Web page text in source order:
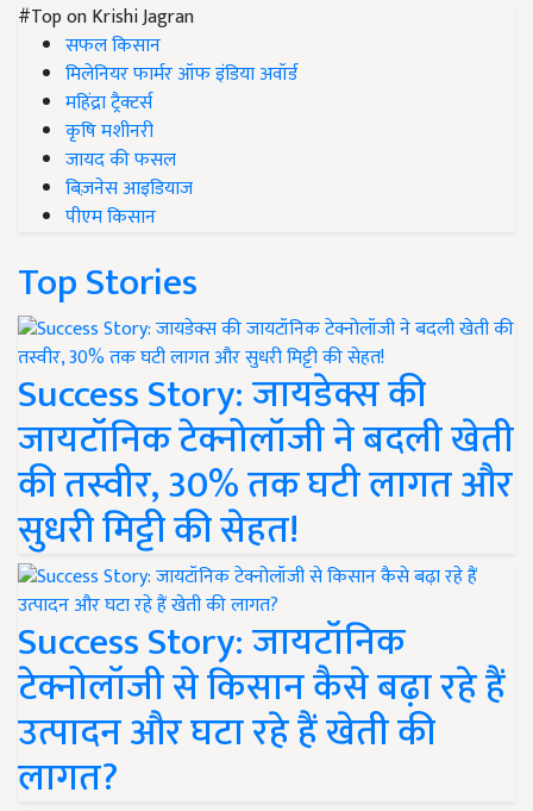
#Top on Krishi Jagran
सफल किसान
मिलेनियर फार्मर ऑफ इंडिया अवॉर्ड
महिंद्रा ट्रैक्टर्स
कृषि मशीनरी
जायद की फसल
बिज़नेस आइडियाज
पीएम किसान
Top Stories
Success Story: जायडेक्स की
जायटॉनिक टेक्नोलॉजी ने बदली खेती
की तस्वीर, 30% तक घटी लागत और
सुधरी मिट्टी की सेहत!
Success Story: जायटॉनिक
टेक्नोलॉजी से किसान कैसे बढ़ा रहे हैं
उत्पादन और घटा रहे हैं खेती की
लागत?